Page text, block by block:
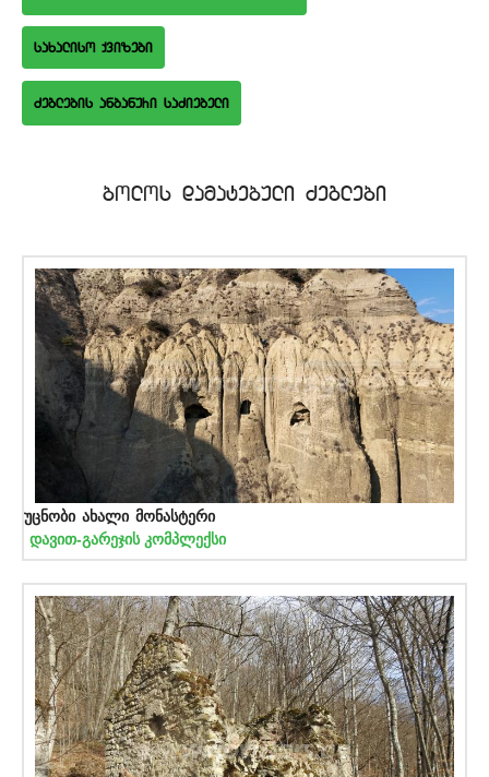
saxaliso qvizebi
bolos damatebuli Zeglebi
უცნობი ახალი მონასტერი
დავით-გარეჯის კომპლექსი